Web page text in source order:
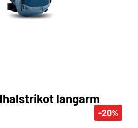
-20%
langarm